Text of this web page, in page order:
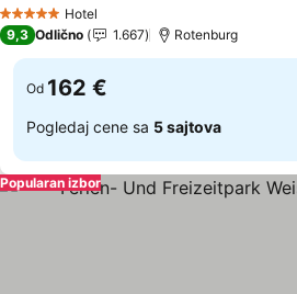
5 ZvezdiceHotel
9,3 Odlično 1.667 Rotenburg
Od 162 €
Pogledaj cene sa 5 sajtova
Popularan izbor